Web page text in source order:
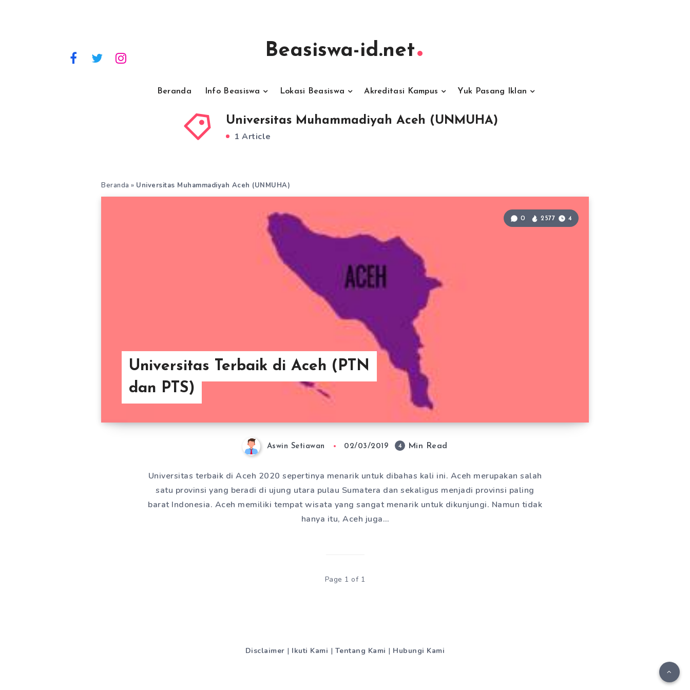
Beasiswa-id.net
Beranda Info Beasiswa Lokasi Beasiswa Akreditasi Kampus Yuk Pasang Iklan
Universitas Muhammadiyah Aceh (UNMUHA)
1 Article
Beranda » Universitas Muhammadiyah Aceh (UNMUHA)
Universitas Terbaik di Aceh (PTN
dan PTS)
0 2577 4
Aswin Setiawan 02/03/2019 4 Min Read
Universitas terbaik di Aceh 2020 sepertinya menarik untuk dibahas kali ini. Aceh merupakan salah
satu provinsi yang beradi di ujung utara pulau Sumatera dan sekaligus menjadi provinsi paling
barat Indonesia. Aceh memiliki tempat wisata yang sangat menarik untuk dikunjungi. Namun tidak
hanya itu, Aceh juga…
Page 1 of 1
Disclaimer | Ikuti Kami | Tentang Kami | Hubungi Kami